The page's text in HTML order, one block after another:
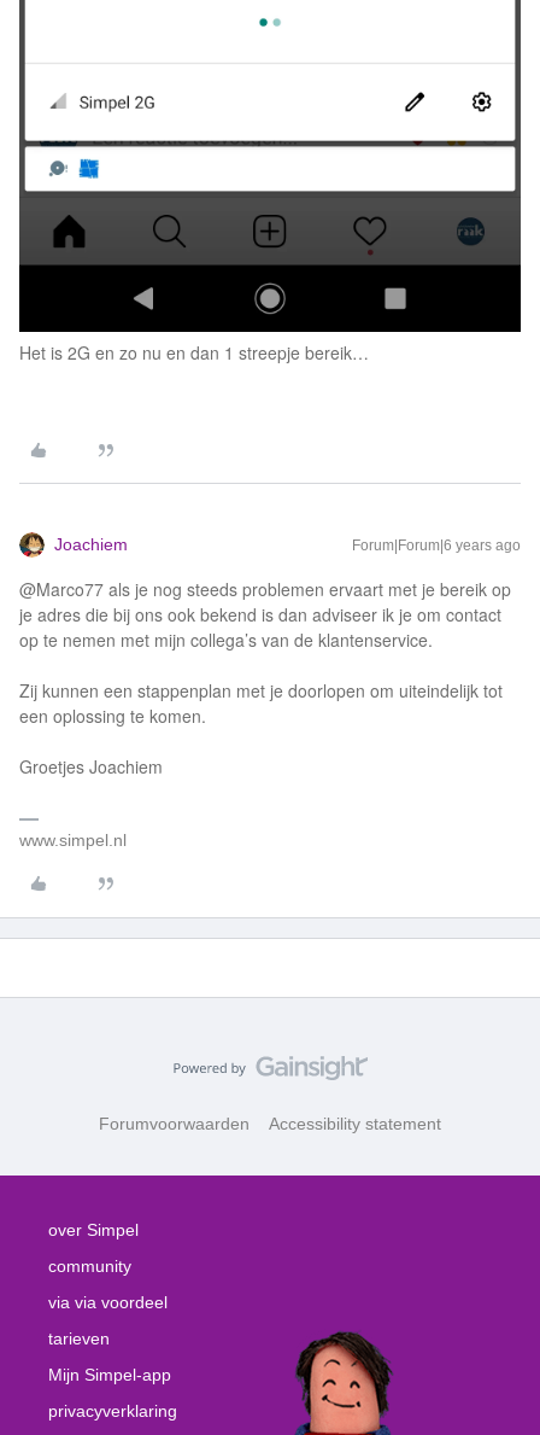
Het is 2G en zo nu en dan 1 streepje bereik…
Joachiem Forum|Forum|6 years ago
@Marco77 als je nog steeds problemen ervaart met je bereik op
je adres die bij ons ook bekend is dan adviseer ik je om contact
op te nemen met mijn collega’s van de klantenservice.
Zij kunnen een stappenplan met je doorlopen om uiteindelijk tot
een oplossing te komen.
Groetjes Joachiem
www.simpel.nl
Forumvoorwaarden Accessibility statement
over Simpel
community
via via voordeel
tarieven
Mijn Simpel-app
privacyverklaring